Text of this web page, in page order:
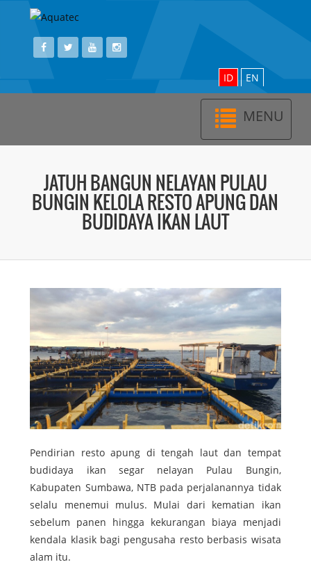
ID EN
MENU
JATUH BANGUN NELAYAN PULAU
BUNGIN KELOLA RESTO APUNG DAN
BUDIDAYA IKAN LAUT
Pendirian resto apung di tengah laut dan tempat
budidaya ikan segar nelayan Pulau Bungin,
Kabupaten Sumbawa, NTB pada perjalanannya tidak
selalu menemui mulus. Mulai dari kematian ikan
sebelum panen hingga kekurangan biaya menjadi
kendala klasik bagi pengusaha resto berbasis wisata
alam itu.